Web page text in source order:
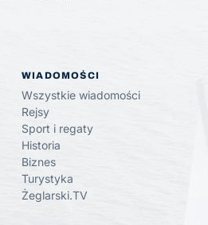
WIADOMOŚCI
Wszystkie wiadomości
Rejsy
Sport i regaty
Historia
Biznes
Turystyka
Żeglarski.TV